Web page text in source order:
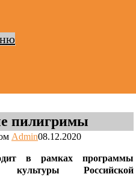
пилигримы
Admin08.12.2020
в рамках программы
культуры Российской